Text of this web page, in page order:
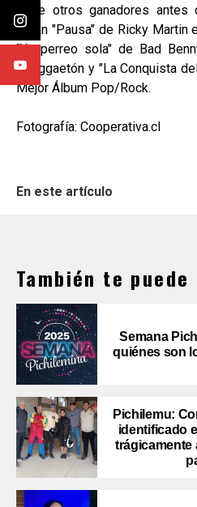
Entre otros ganadores antes
están "Pausa" de Ricky Martin
"Yo perreo sola" de Bad
Reaggaetón y "La Conquista
Mejor Álbum Pop/Rock.
Fotografía: Cooperativa.cl
En este artículo
También te
Semana
quiénes son
Pichilemu:
identificado
trágicamente